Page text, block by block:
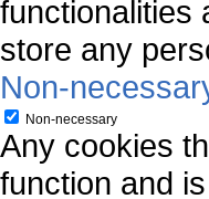
functionalities
store any
Non-
Non-necessary
Any cookies
function and